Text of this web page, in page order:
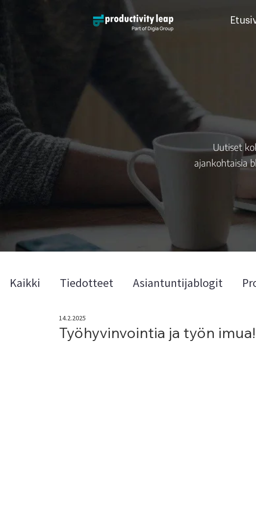
Uutiset
ajankohtaisia
Kaikki Tiedotteet Asiantuntijablogit
Työhyvinvointia ja työn imua!
14.2.2025